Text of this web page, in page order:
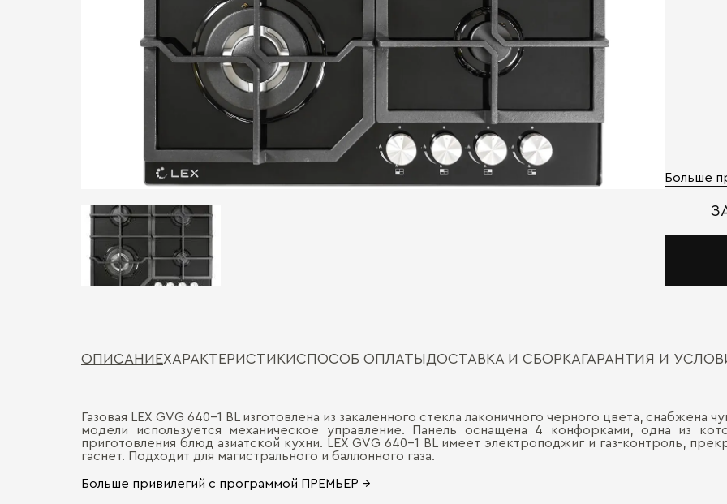
Больше
ОПИСАНИЕХАРАКТЕРИСТИКИСПОСОБ ОПЛАТЫДОСТАВКА И СБОРКАГАРАНТИЯ И
Газовая LEX GVG 640-1 BL изготовлена из закаленного стекла лаконичного черного цвета,
модели используется механическое управление. Панель оснащена 4 конфорками, одна из
приготовления блюд азиатской кухни. LEX GVG 640-1 BL имеет электроподжиг и газ-контроль,
гаснет. Подходит для магистрального и баллонного газа.
Больше привилегий с программой ПРЕМЬЕР →